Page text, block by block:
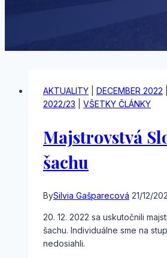
AKTUALITY DECEMBER 2022
2022/23
VŠETKY ČLÁNKY
Majstrovstvá
šachu
BySilvia Gašparecová 21/12/
20. 12. 2022 sa uskutočnili
šachu. Individuálne sme na
nedosiahli.